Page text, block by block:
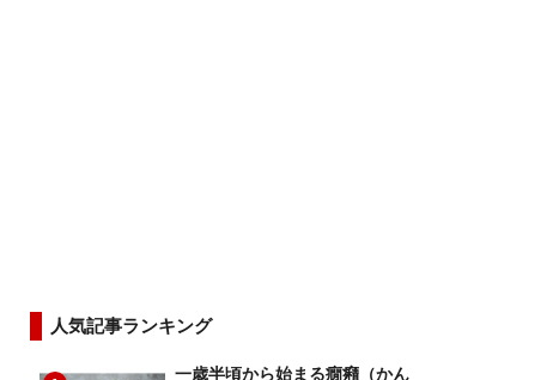
人気記事ランキング
一歳半頃から始まる癇癪（かん